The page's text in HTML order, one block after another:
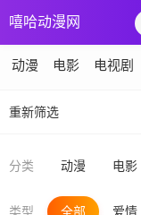
嘻哈动漫网
动漫 电影 电视剧
重新筛选
分类 动漫 电影
类型 全部 爱情